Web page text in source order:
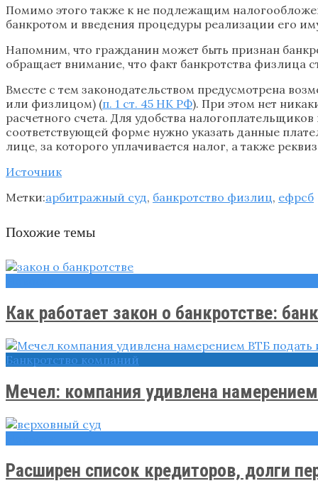
Помимо этого также к не подлежащим
банкротом и введения процедуры реализации его
Напомним, что гражданин может быть признан
обращает внимание, что факт банкротства физлица
Вместе с тем законодательством предусмотрена
или физлицом) (п. 1 ст. 45 НК РФ). При этом нет
расчетного счета. Для удобства
соответствующей форме нужно указать данные
лице, за которого уплачивается налог, а также
Источник
Метки:арбитражный суд, банкротство физлиц, ефрсб
Похожие темы
Как работает закон о банкротстве:
Банкротство компаний
Мечел: компания удивлена
Расширен список кредиторов, долги